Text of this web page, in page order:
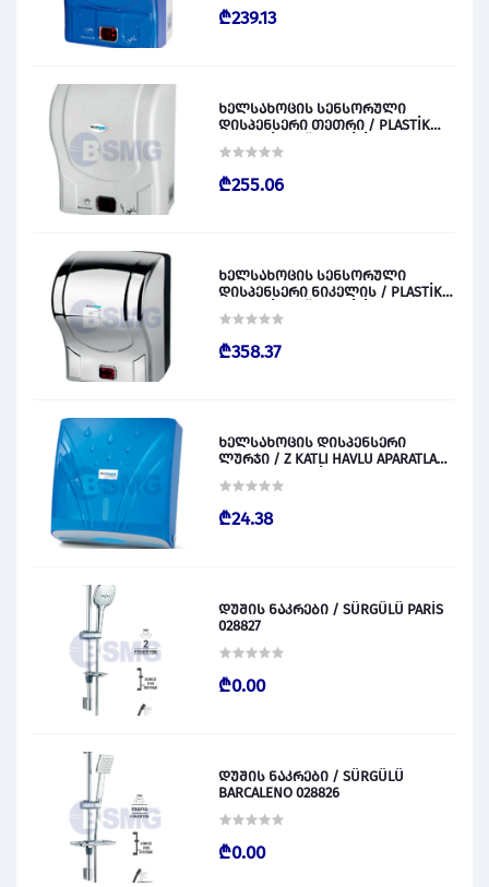
₾239.13
ხელსახოცის სენსორული
დისპენსერი თეთრი / PLASTİK
028829
₾255.06
ხელსახოცის სენსორული
დისპენსერი ნიკელის / PLASTİK
028830
₾358.37
ხელსახოცის დისპენსერი
ლურჯი / Z KATLI HAVLU APARATLARI
₾24.38
დუშის ნაკრები / SÜRGÜLÜ PARİS
028827
₾0.00
დუშის ნაკრები / SÜRGÜLÜ
BARCALENO 028826
₾0.00